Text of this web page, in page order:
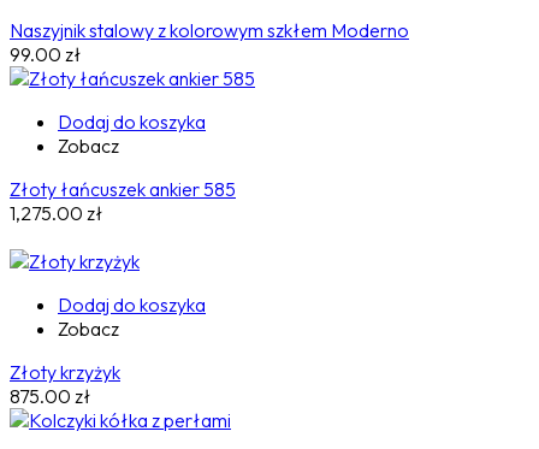
Naszyjnik stalowy z kolorowym szkłem Moderno
99.00 zł
Dodaj do koszyka
Zobacz
Złoty łańcuszek ankier 585
1,275.00 zł
Dodaj do koszyka
Zobacz
Złoty krzyżyk
875.00 zł